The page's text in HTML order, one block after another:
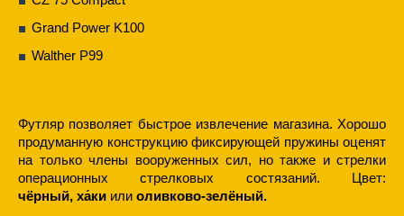
Grand Power K100
Walther P99
Футляр позволяет быстрое извлечение магазина. Хорошо
продуманную конструкцию фиксирующей пружины оценят
на только члены вооруженных сил, но также и стрелки
операционных стрелковых состязаний.
Цвет:
чёрный, ха́ки или оливково-зелёный.